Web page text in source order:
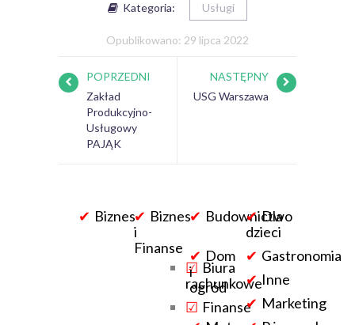
Kategoria: Usługi
Opublikowano: 29 lipca 2022
POPRZEDNI
Zakład
Produkcyjno-
Usługowy
PAJĄK
NASTĘPNY
USG Warszawa
Biznes
Biznes
i
Finanse
Biura
rachunkowe
Finanse
Budownictwo
Dla
dzieci
Dom
i
ogród
Gastronomia
Inne
Marketing